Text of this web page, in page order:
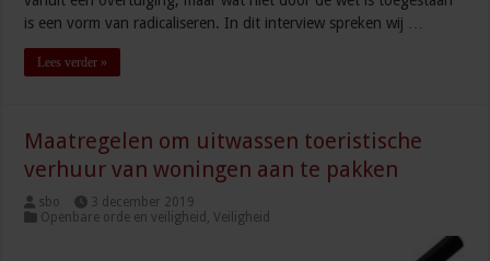
is een vorm van radicaliseren. In dit interview spreken wij …
Lees verder »
Maatregelen om uitwassen toeristische
verhuur van woningen aan te pakken
sbo
3 december 2019
Openbare orde en veiligheid ,Veiligheid